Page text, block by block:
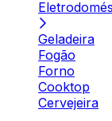
Geladeira
Fogão
Forno
Cooktop
Cervejeira